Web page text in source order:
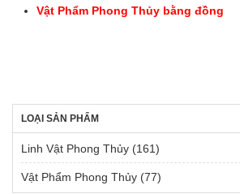
Vật Phẩm Phong Thủy bằng đồng
LOẠI SẢN PHẨM
Linh Vật Phong Thủy (161)
Vật Phẩm Phong Thủy (77)